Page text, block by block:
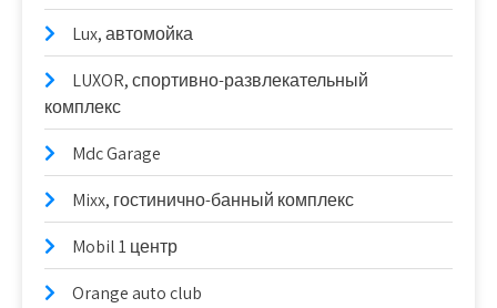
Lux, автомойка
LUXOR, спортивно-развлекательный
комплекс
Mdc Garage
Mixx, гостинично-банный комплекс
Mobil 1 центр
Orange auto club